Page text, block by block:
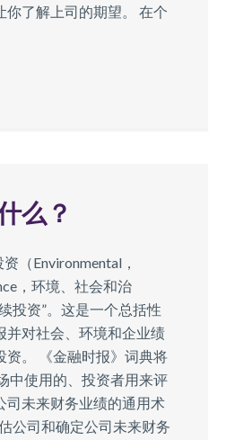
你了解上司的期望。 在个
么？
（Environmental，
，环境、社会和治
投资”。这是一个总括性
并对社会、环境和企业绩
资。 《金融时报》词典将
中使用的、投资者用来评
司未来财务业绩的通用术
公司和确定公司未来财务